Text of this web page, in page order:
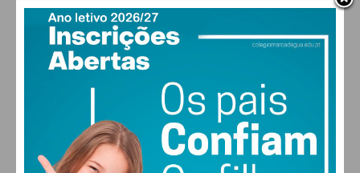
Assine nossa newsletter por e-mail e
obtenha de forma regular a informação
atualizada.
Eu li e concordo com os termos e